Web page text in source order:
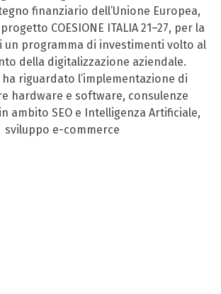
finanziario dell’Unione Europea,
COESIONE ITALIA 21–27, per la
un programma di investimenti volto al
della digitalizzazione aziendale.
ha riguardato l’implementazione di
hardware e software, consulenze
ambito SEO e Intelligenza Artificiale,
sviluppo e-commerce